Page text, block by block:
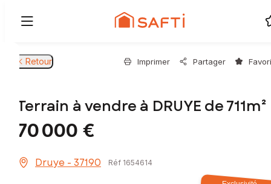
Retour Imprimer Partager
Terrain à vendre à DRUYE de 711m²
70 000 €
Druye - 37190 Réf 1654614